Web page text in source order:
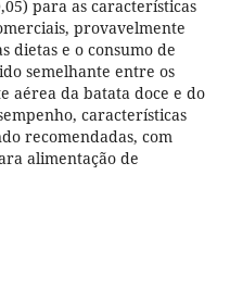
para as características
provavelmente
dietas e o consumo de
semelhante entre os
aérea da batata doce e do
características
recomendadas, com
alimentação de